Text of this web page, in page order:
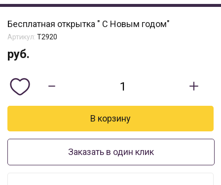
Бесплатная открытка " С Новым годом"
Артикул: Т2920
руб.
Заказать в один клик